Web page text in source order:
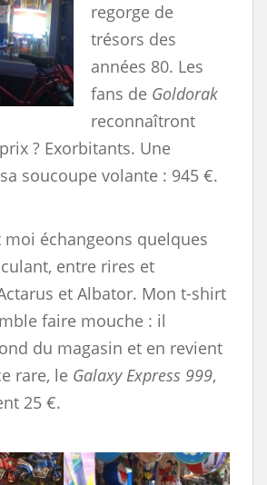
regorge de
trésors des
années 80. Les
fans de Goldorak
reconnaîtront
? Exorbitants. Une
soucoupe volante : 945 €.
moi échangeons quelques
entre rires et
et Albator. Mon t-shirt
faire mouche : il
du magasin et en revient
rare, le Galaxy Express 999,
25 €.